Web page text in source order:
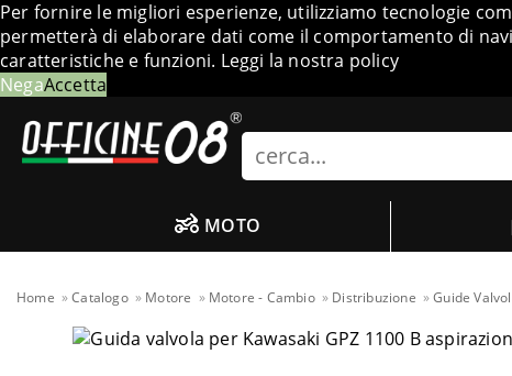
Per fornire le migliori esperienze, utilizziamo tecnologie
permetterà di elaborare dati come il comportamento di
caratteristiche e funzioni. Leggi la nostra policy
NegaAccetta
Search
MOTO
Home Catalogo Motore Motore - Cambio Distribuzione Guide